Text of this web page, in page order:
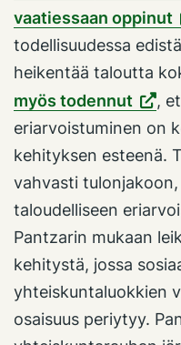
vaatiessaan oppinut
todellisuudessa
heikentää taloutta
myös todennut
,
eriarvoistuminen on
kehityksen esteenä.
vahvasti
taloudelliseen
Pantzarin mukaan
kehitystä, jossa
yhteiskuntaluokkien
osaisuus periytyy.